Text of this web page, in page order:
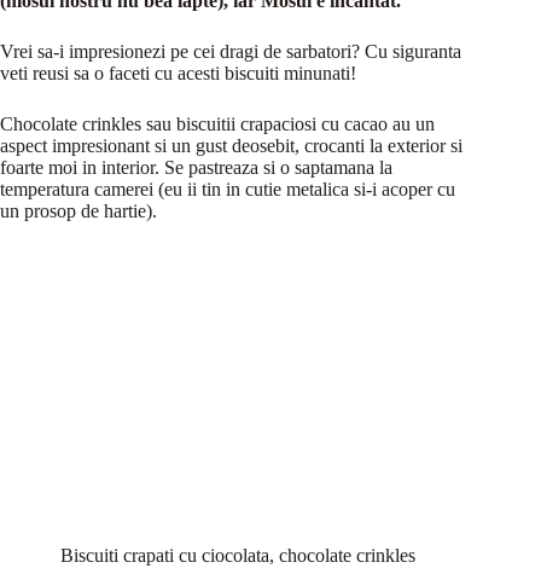
Vrei sa-i impresionezi pe cei dragi de sarbatori? Cu siguranta
veti reusi sa o faceti cu acesti biscuiti minunati!
Chocolate crinkles sau biscuitii crapaciosi cu cacao au un
aspect impresionant si un gust deosebit, crocanti la exterior si
foarte moi in interior. Se pastreaza si o saptamana la
temperatura camerei (eu ii tin in cutie metalica si-i acoper cu
un prosop de hartie).
Biscuiti crapati cu ciocolata, chocolate crinkles